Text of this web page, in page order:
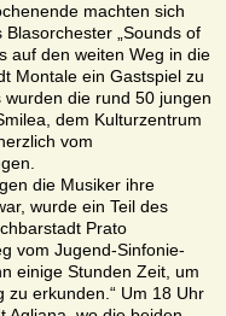
machten sich
„Sounds of
auf den weiten Weg in die
Montale ein Gastspiel zu
die rund 50 jungen
dem Kulturzentrum
vom
die Musiker ihre
wurde ein Teil des
Prato
vom Jugend-Sinfonie-
einige Stunden Zeit, um
zu erkunden.“ Um 18 Uhr